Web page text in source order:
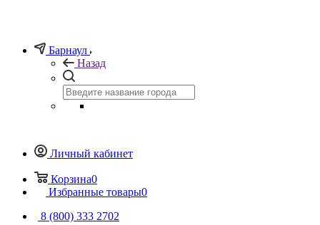
Барнаул
Назад
Личный кабинет
Корзина0
Избранные товары0
8 (800) 333 2702